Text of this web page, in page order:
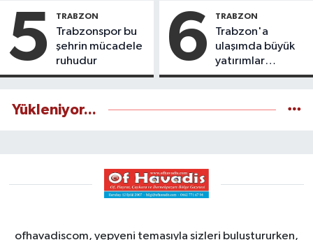
5 TRABZON
Trabzonspor bu
şehrin mücadele
ruhudur
6 TRABZON
Trabzon'a
ulaşımda büyük
yatırımlar
yapılıyor
Yükleniyor...
ofhavadiscom, yepyeni temasıyla sizleri buluştururken,